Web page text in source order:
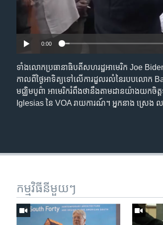
0:00
ទាំង​លោក​ប្រធានាធិបតី​សហរដ្ឋ​អាមេរិក Joe
កាលពី​ថ្ងៃ​អាទិត្យ​ទៅលើ​ការ​ដួលរលំ​នៃ​របប​លោក
មជ្ឈិមបូព៌ា អាមេរិក​រំពឹង​ថា​នឹង​​តាមដាន​យ៉ាង​យក​ចិ
Iglesias នៃ VOA រាយការណ៍។ អ្នកនាង ស្រេង
កម្មវិធី​នីមួយៗ